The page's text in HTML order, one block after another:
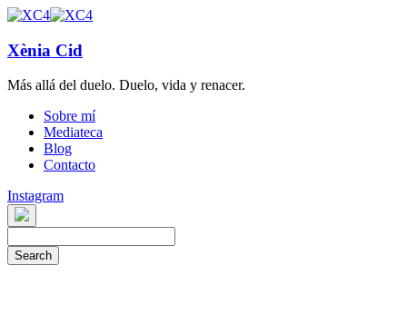
Xènia Cid
Más allá del duelo. Duelo, vida y renacer.
Sobre mí
Mediateca
Blog
Contacto
Instagram